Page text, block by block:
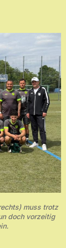
muss trotz
doch vorzeitig